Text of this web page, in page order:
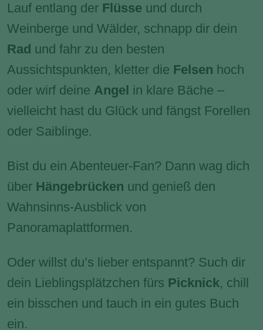
Lauf entlang der Flüsse und durch
Weinberge und Wälder, schnapp dir dein
Rad und fahr zu den besten
Aussichtspunkten, kletter die Felsen hoch
oder wirf deine Angel in klare Bäche –
vielleicht hast du Glück und fängst Forellen
oder Saiblinge.
Bist du ein Abenteuer-Fan? Dann wag dich
über Hängebrücken und genieß den
Wahnsinns-Ausblick von
Panoramaplattformen.
Oder willst du’s lieber entspannt? Such dir
dein Lieblingsplätzchen fürs Picknick, chill
ein bisschen und tauch in ein gutes Buch
ein.